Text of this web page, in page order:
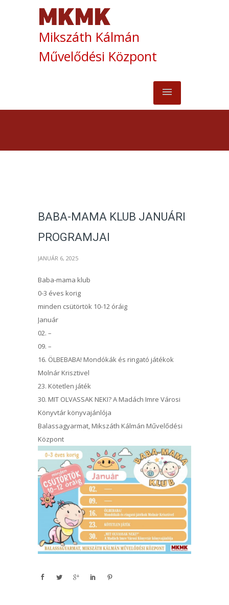
Mikszáth Kálmán
Művelődési Központ
BABA-MAMA KLUB JANUÁRI
PROGRAMJAI
JANUÁR 6, 2025
Baba-mama klub
0-3 éves korig
minden csütörtök 10-12 óráig
Január
02. –
09. –
16. ÖLBEBABA! Mondókák és ringató játékok
Molnár Krisztivel
23. Kötetlen játék
30. MIT OLVASSAK NEKI? A Madách Imre Városi
Könyvtár könyvajánlója
Balassagyarmat, Mikszáth Kálmán Művelődési
Központ